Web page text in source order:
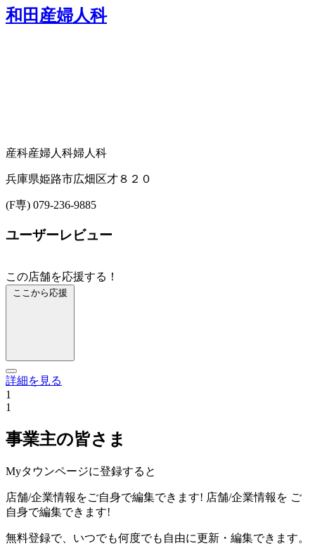
和田産婦人科
産科産婦人科婦人科
兵庫県姫路市広畑区才８２０
(F専) 079-236-9885
ユーザーレビュー
この店舗を応援する！
ここから応援
詳細を見る
1
1
事業主の皆さま
Myタウンページに登録すると
店舗/企業情報をご自身で編集できます! 店舗/企業情報を ご
自身で編集できます!
無料登録で、いつでも何度でも自由に更新・編集できます。